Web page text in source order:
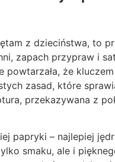
z dzieciństwa, to
zapach przypraw i
że
zasad, które
przekazywana z
papryki – najlepiej
smaku, ale i